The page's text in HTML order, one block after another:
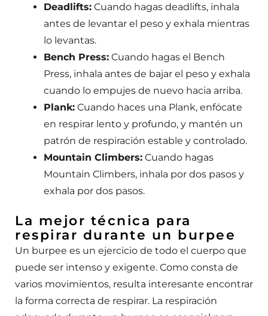
Deadlifts: Cuando hagas deadlifts, inhala
antes de levantar el peso y exhala mientras
lo levantas.
Bench Press: Cuando hagas el Bench
Press, inhala antes de bajar el peso y exhala
cuando lo empujes de nuevo hacia arriba.
Plank: Cuando haces una Plank, enfócate
en respirar lento y profundo, y mantén un
patrón de respiración estable y controlado.
Mountain Climbers: Cuando hagas
Mountain Climbers, inhala por dos pasos y
exhala por dos pasos.
La mejor técnica para
respirar durante un burpee
Un burpee es un ejercicio de todo el cuerpo que
puede ser intenso y exigente. Como consta de
varios movimientos, resulta interesante encontrar
la forma correcta de respirar. La respiración